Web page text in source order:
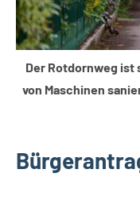
Der Rotdornweg ist
von Maschinen